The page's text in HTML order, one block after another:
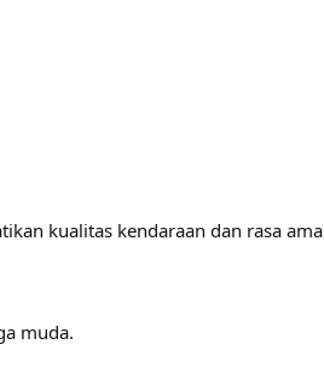
kualitas kendaraan dan rasa
muda.